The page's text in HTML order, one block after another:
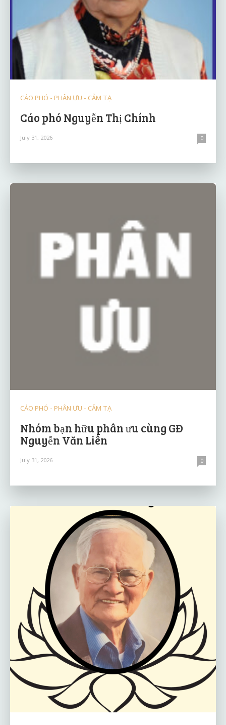
CÁO PHÓ - PHÂN ƯU - CẢM TẠ
Cáo phó Nguyễn Thị Chính
July 31, 2026 0
CÁO PHÓ - PHÂN ƯU - CẢM TẠ
Nhóm bạn hữu phân ưu cùng GĐ
Nguyễn Văn Liên
July 31, 2026 0